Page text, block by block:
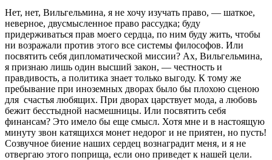
Нет, нет, Вильгельмина, я не хочу изучать пра­во, — шаткое,
неверное, двусмысленное право рассудка; буду
придерживаться прав моего сердца, по ним буду жить, чтобы
ни возражали против этого все системы философов. Или
посвятить себя дипломатической миссии? Ах, Вильгельмина,
я признаю лишь один высший закон, — честность и
правдивость, а политика знает только выгоду. К тому же
пребывание при ино­земных дворах было бы плохою сценою
для счастья любящих. При дворах царствует мода, а лю­бовь
бежит бесстыдной насмешницы. Или посвятить себя
финансам? Это имело бы еще смысл. Хотя мне и в настоящую
минуту звон катящихся монет недорог и не приятен, но пусть!
Созвучное биение на­ших сердец вознаградит меня, и я не
отвергаю это­го поприща, если оно приведет к нашей цели.